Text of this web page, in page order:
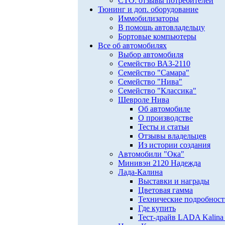
Тюнинг и доп. оборудование
Иммобилизаторы
В помощь автовладельцу
Бортовые компьютеры
Все об автомобилях
Выбор автомобиля
Семейство ВАЗ-2110
Семейство "Самара"
Семейство "Нива"
Семейство "Классика"
Шевроле Нива
Об автомобиле
О производстве
Тесты и статьи
Отзывы владельцев
Из истории создания
Автомобили "Ока"
Минивэн 2120 Надежда
Лада-Калина
Выставки и награды
Цветовая гамма
Технические
Где купить
Тест-драйв LADA Kalina